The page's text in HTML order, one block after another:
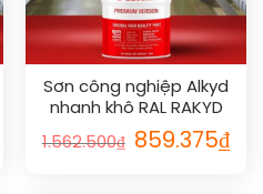
Sơn công nghiệp Alkyd
nhanh khô RAL RAKYD
QD 1027
1.562.500₫ 859.375₫